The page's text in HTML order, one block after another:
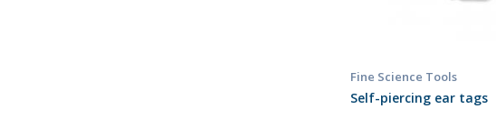
Fine Science Tools
Self-piercing ear tags